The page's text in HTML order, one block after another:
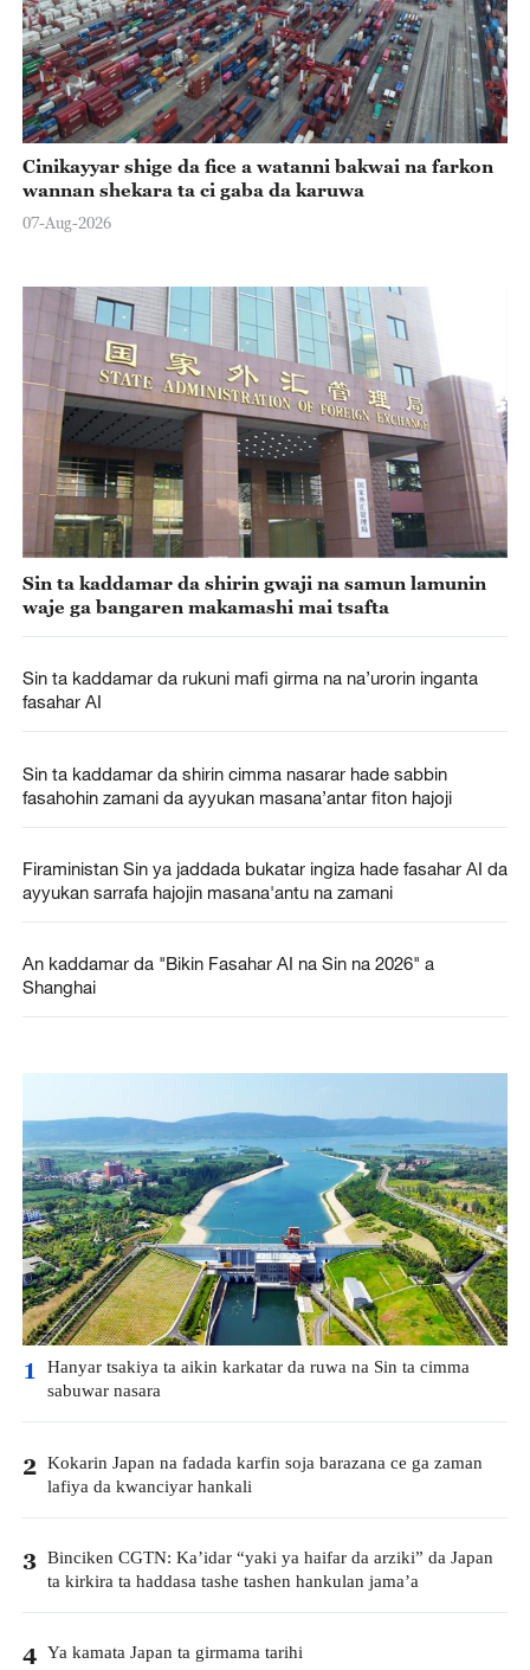
Cinikayyar shige da fice a watanni bakwai na farkon
wannan shekara ta ci gaba da karuwa
07-Aug-2026
Sin ta kaddamar da shirin gwaji na samun lamunin
waje ga bangaren makamashi mai tsafta
Sin ta kaddamar da rukuni mafi girma na na’urorin inganta
fasahar AI
Sin ta kaddamar da shirin cimma nasarar hade sabbin
fasahohin zamani da ayyukan masana’antar fiton hajoji
Firaministan Sin ya jaddada bukatar ingiza hade fasahar AI da
ayyukan sarrafa hajojin masana'antu na zamani
An kaddamar da "Bikin Fasahar AI na Sin na 2026" a
Shanghai
1 Hanyar tsakiya ta aikin karkatar da ruwa na Sin ta cimma
sabuwar nasara
2 Kokarin Japan na fadada karfin soja barazana ce ga zaman
lafiya da kwanciyar hankali
3 Binciken CGTN: Ka’idar “yaki ya haifar da arziki” da Japan
ta kirkira ta haddasa tashe tashen hankulan jama’a
4 Ya kamata Japan ta girmama tarihi